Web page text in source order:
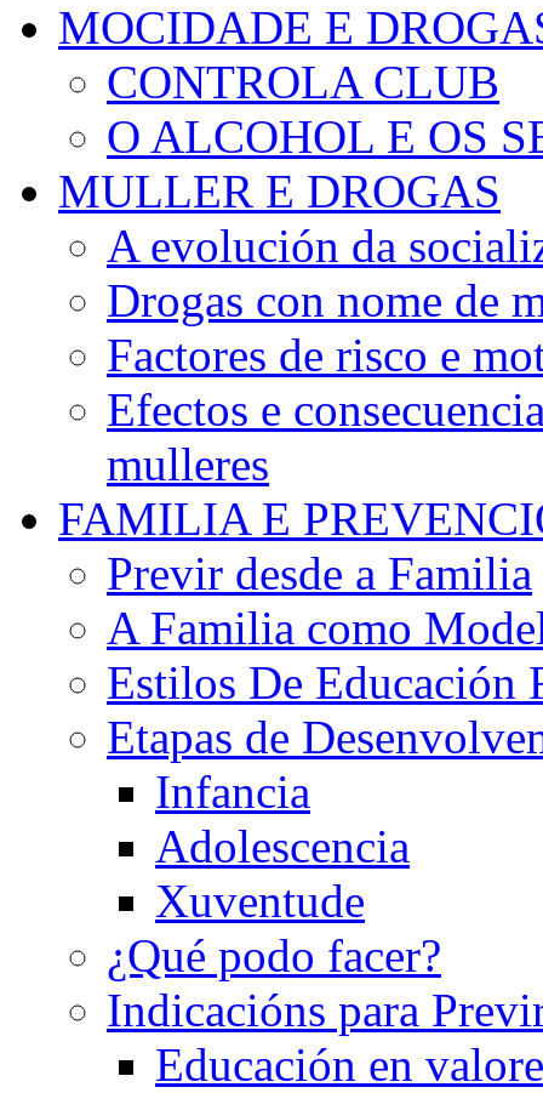
MOCIDADE E
CONTROLA CLUB
O ALCOHOL E OS
MULLER E DROGAS
A evolución da
Drogas con nome de
Factores de risco e
Efectos e
mulleres
FAMILIA E
Previr desde a Familia
A Familia como
Estilos De Educación
Etapas de
Infancia
Adolescencia
Xuventude
¿Qué podo facer?
Indicacións para
Educación en